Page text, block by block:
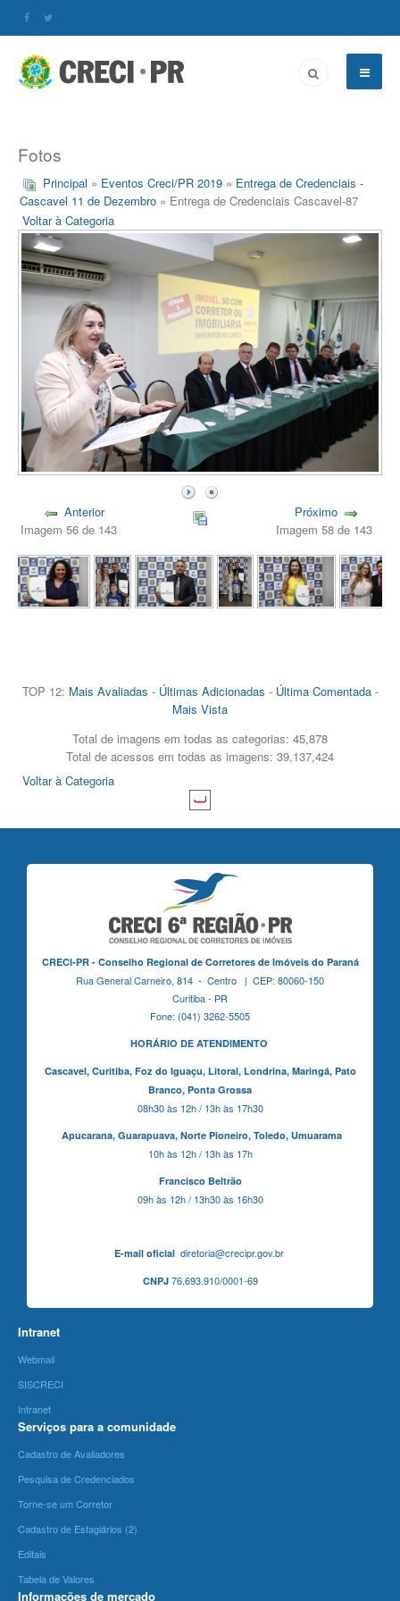
Fotos
Principal » Eventos Creci/PR 2019 » Entrega de Credenciais -
Cascavel 11 de Dezembro » Entrega de Credenciais Cascavel-87
Voltar à Categoria
Anterior
Imagem 56 de 143
Próximo
Imagem 58 de 143
TOP 12: Mais Avaliadas - Últimas Adicionadas - Última Comentada-
Mais Vista
Total de imagens em todas as categorias: 45,878
Total de acessos em todas as imagens: 39,137,424
Voltar à Categoria
CRECI-PR - Conselho Regional de Corretores de Imóveis do Paraná
Rua General Carneiro, 814 - Centro | CEP: 80060-150
Curitiba - PR
Fone: (041) 3262-5505
HORÁRIO DE ATENDIMENTO
Cascavel, Curitiba,Foz do Iguaçu, Litoral, Londrina, Maringá, Pato
Branco, Ponta Grossa
08h30 às 12h / 13h às 17h30
Apucarana, Guarapuava, Norte Pioneiro, Toledo, Umuarama
10h às 12h / 13h às 17h
Francisco Beltrão
09h às 12h / 13h30 às 16h30
E-mail oficialdiretoria@crecipr.gov.br
CNPJ76.693.910/0001-69
Intranet
Webmail
SISCRECI
Intranet
Serviços para a comunidade
Cadastro de Avaliadores
Pesquisa de Credenciados
Torne-se um Corretor
Cadastro de Estagiários (2)
Editais
Tabela de Valores
Informações de mercado